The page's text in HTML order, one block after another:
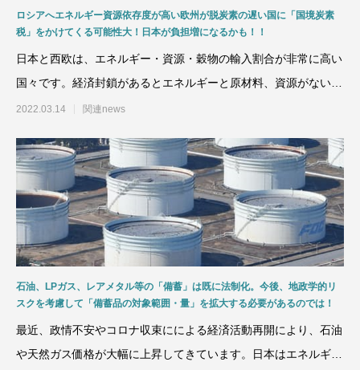
ロシアへエネルギー資源依存度が高い欧州が脱炭素の遅い国に「国境炭素
税」をかけてくる可能性大！日本が負担増になるかも！！
日本と西欧は、エネルギー・資源・穀物の輸入割合が非常に高い
国々です。経済封鎖があるとエネルギーと原材料、資源がない産
業が廃れ、輸入に依存し
2022.03.14 関連news
石油、LPガス、レアメタル等の「備蓄」は既に法制化。今後、地政学的リ
スクを考慮して「備蓄品の対象範囲・量」を拡大する必要があるのでは！
最近、政情不安やコロナ収束にによる経済活動再開により、石油
や天然ガス価格が大幅に上昇してきています。日本はエネルギー